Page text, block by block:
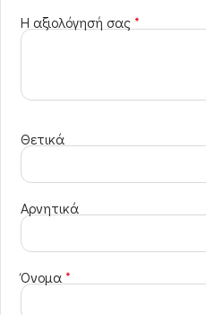
Η αξιολόγησή σας*
Θετικά
Αρνητικά
Όνομα*